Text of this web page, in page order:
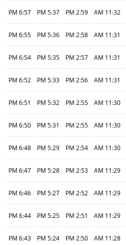
11:32 AM
2:59 PM
5:37 PM
6:57 PM
11:31 AM
2:58 PM
5:36 PM
6:55 PM
11:31 AM
2:57 PM
5:35 PM
6:54 PM
11:31 AM
2:56 PM
5:33 PM
6:52 PM
11:30 AM
2:55 PM
5:32 PM
6:51 PM
11:30 AM
2:55 PM
5:31 PM
6:50 PM
11:30 AM
2:54 PM
5:29 PM
6:48 PM
11:29 AM
2:53 PM
5:28 PM
6:47 PM
11:29 AM
2:52 PM
5:27 PM
6:46 PM
11:29 AM
2:51 PM
5:25 PM
6:44 PM
11:28 AM
2:50 PM
5:24 PM
6:43 PM